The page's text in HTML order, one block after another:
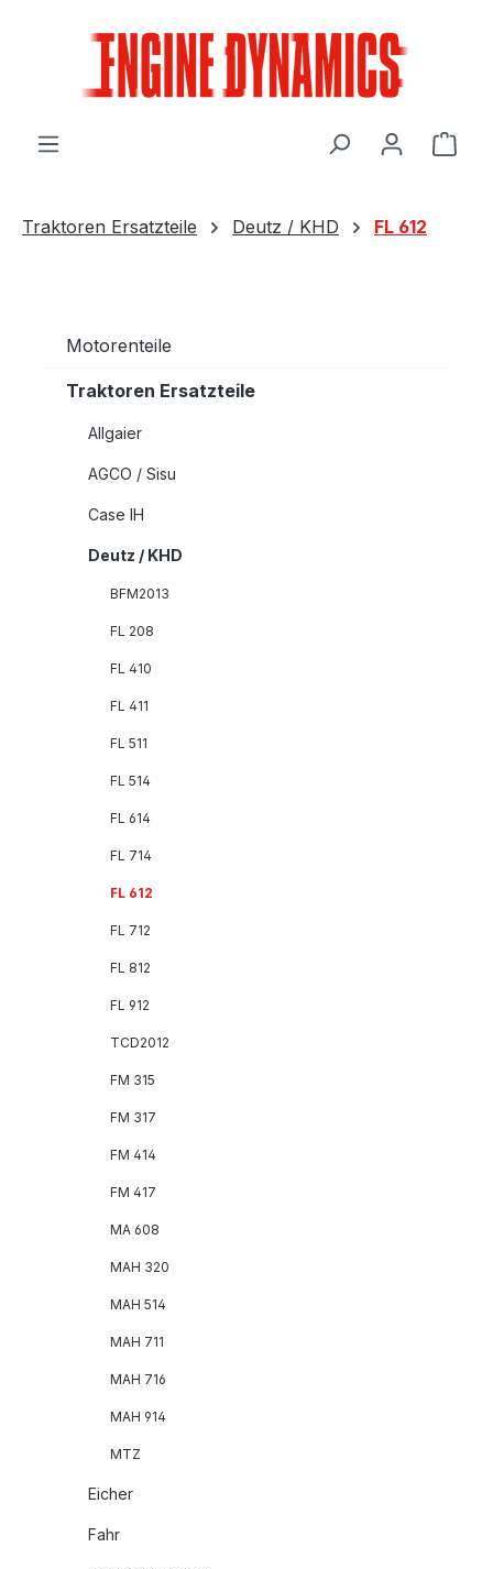
Traktoren Ersatzteile Deutz / KHD FL 612
Motorenteile
Traktoren Ersatzteile
Allgaier
AGCO / Sisu
Case IH
Deutz / KHD
BFM2013
FL 208
FL 410
FL 411
FL 511
FL 514
FL 614
FL 714
FL 612
FL 712
FL 812
FL 912
TCD2012
FM 315
FM 317
FM 414
FM 417
MA 608
MAH 320
MAH 514
MAH 711
MAH 716
MAH 914
MTZ
Eicher
Fahr